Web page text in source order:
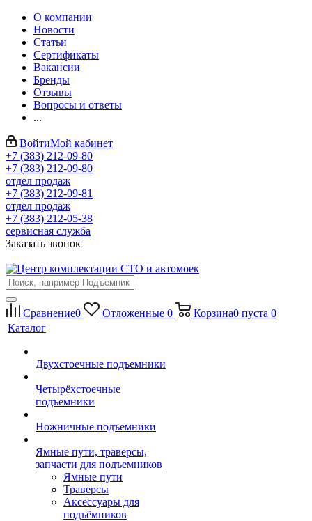
О компании
Новости
Статьи
Сертификаты
Вакансии
Бренды
Отзывы
Вопросы и ответы
...
ВойтиМой кабинет
+7 (383) 212-09-80
+7 (383) 212-09-80
отдел продаж
+7 (383) 212-09-81
отдел продаж
+7 (383) 212-05-38
сервисная служба
Заказать звонок
Сравнение0 Отложенные 0 Корзина0 пуста 0
Каталог
Двухстоечные подъемники
Четырёхстоечные
подъемники
Ножничные подъемники
Ямные пути, траверсы,
запчасти для подъемников
Ямные пути
Траверсы
Аксессуары для
подъёмников